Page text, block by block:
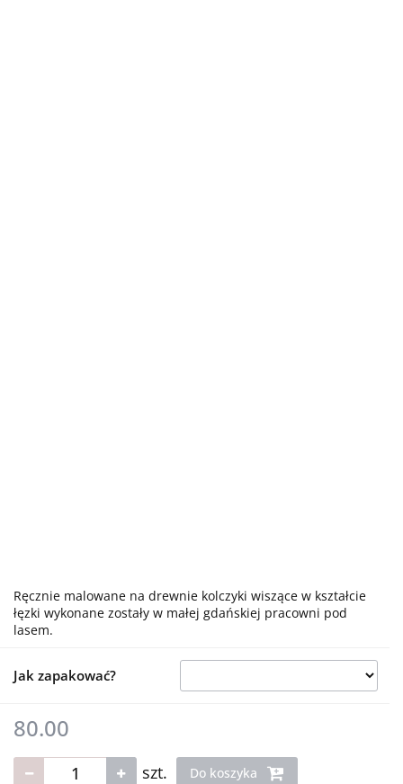
Ręcznie malowane na drewnie kolczyki wiszące w kształcie
łęzki wykonane zostały w małej gdańskiej pracowni pod
lasem.
Jak zapakować?
80.00
szt. Do koszyka